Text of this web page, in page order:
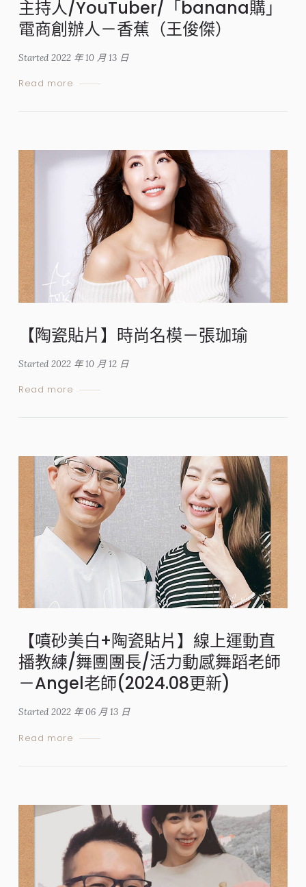
主持人/YouTuber/「banana購」
電商創辦人－香蕉（王俊傑）
Started2022 年 10 月 13 日
Read more
【陶瓷貼片】時尚名模－張珈瑜
Started2022 年 10 月 12 日
Read more
【噴砂美白+陶瓷貼片】線上運動直
播教練/舞團團長/活力動感舞蹈老師
－Angel老師(2024.08更新)
Started2022 年 06 月 13 日
Read more